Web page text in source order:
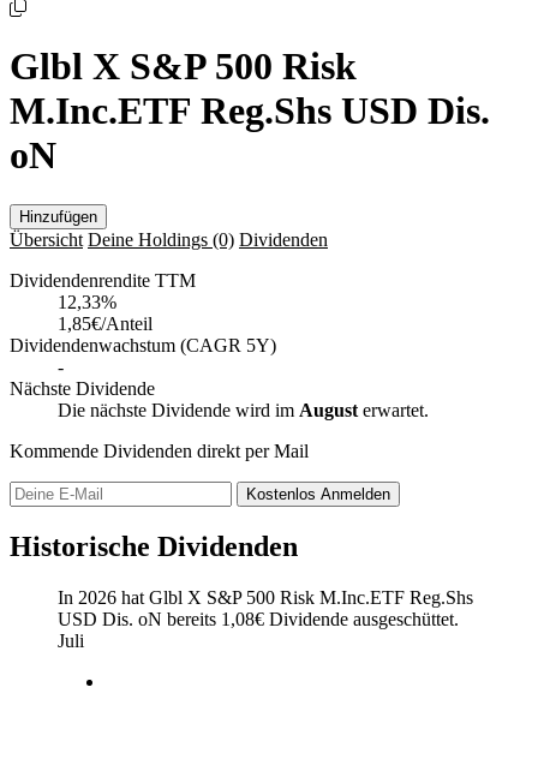
Glbl X S&P 500 Risk
M.Inc.ETF Reg.Shs USD Dis.
oN
Hinzufügen
Übersicht Deine Holdings (0) Dividenden
Dividendenrendite TTM
12,33%
1,85€/Anteil
Dividendenwachstum (CAGR 5Y)
-
Nächste Dividende
Die nächste Dividende wird im August erwartet.
Kommende Dividenden direkt per Mail
Kostenlos Anmelden
Historische Dividenden
In 2026 hat Glbl X S&P 500 Risk M.Inc.ETF Reg.Shs
USD Dis. oN bereits 1,08€ Dividende ausgeschüttet.
Juli